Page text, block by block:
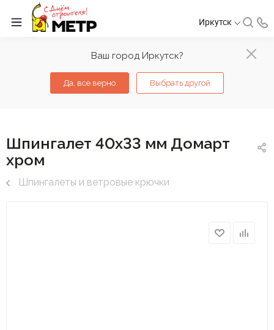
Ваш город Иркутск?
Да, все верно Выбрать другой
Иркутск
Шпингалет 40х33 мм Домарт
хром
Шпингалеты и ветровые крючки